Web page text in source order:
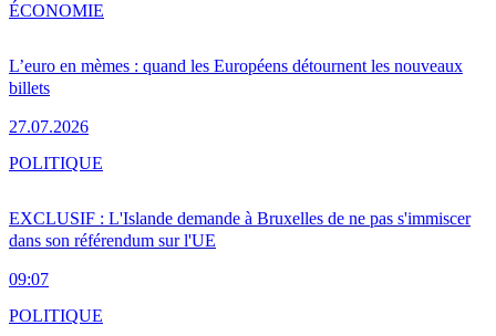
L’euro en mèmes : quand les Européens détournent les nouveaux
billets
27.07.2026
ÉCONOMIE
EXCLUSIF : L'Islande demande à Bruxelles de ne pas s'immiscer
dans son référendum sur l'UE
09:07
POLITIQUE
POLITIQUE